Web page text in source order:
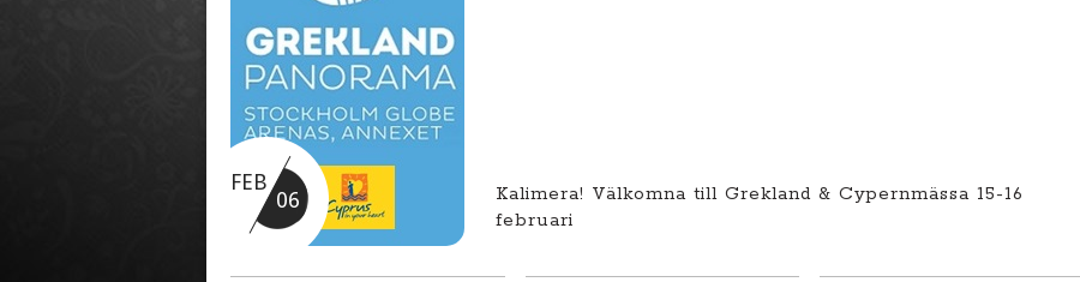
FEB
06
Kalimera! Välkomna till Grekland & Cypernmässa 15-16
februari